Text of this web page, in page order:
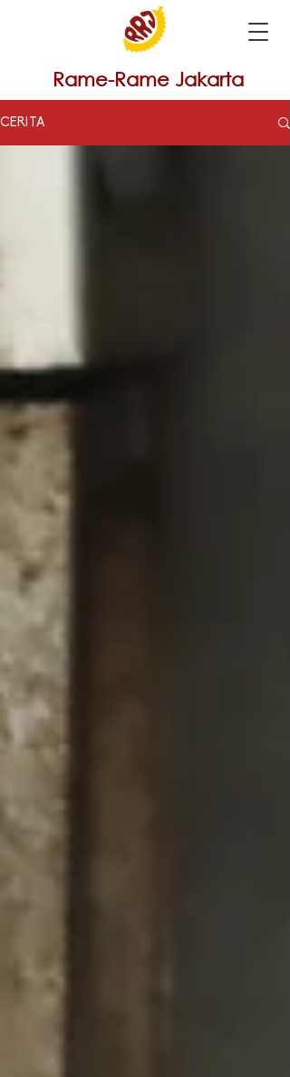
Rame-Rame Jakarta
CERITA